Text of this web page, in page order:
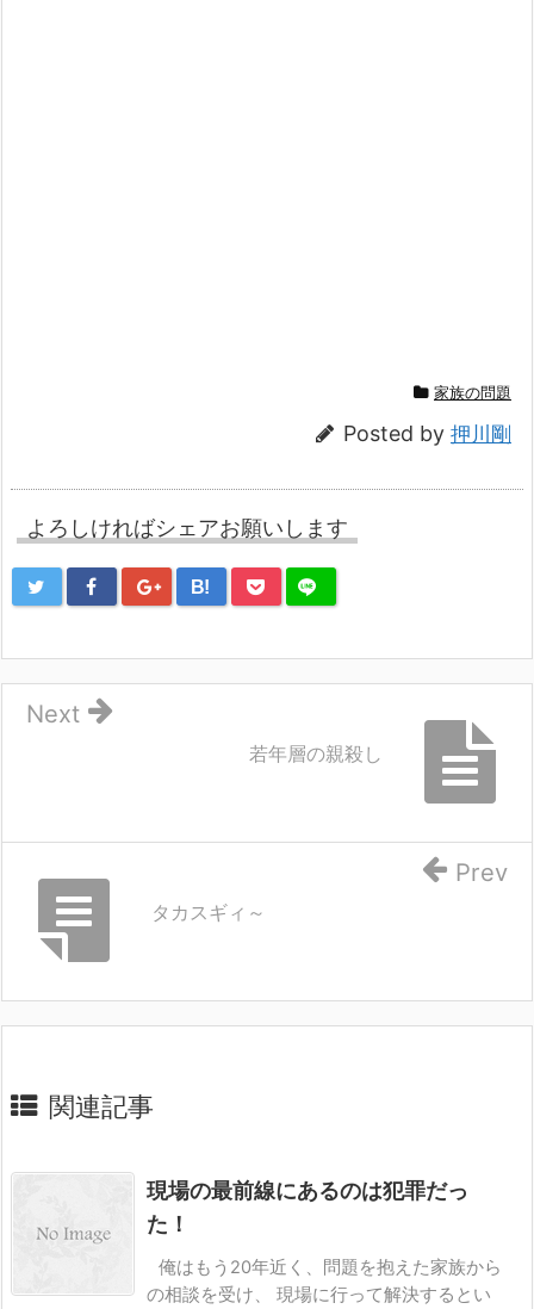
家族の問題
Posted by 押川剛
よろしければシェアお願いします
B!
若年層の親殺し
Next
タカスギィ～
Prev
関連記事
現場の最前線にあるのは犯罪だっ
た！
俺はもう20年近く、問題を抱えた家族から
の相談を受け、 現場に行って解決するとい